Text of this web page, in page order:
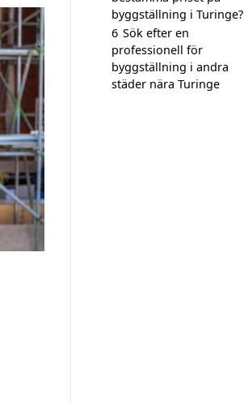
byggställning i Turinge?
6 Sök efter en
professionell för
byggställning i andra
städer nära Turinge